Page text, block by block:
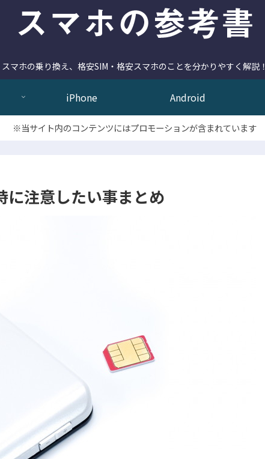
スマホの乗り換え、格安SIM・格安スマホのことを分かりやすく解説！
iPhone Android
※当サイト内のコンテンツにはプロモーションが含まれています
注意したい事まとめ